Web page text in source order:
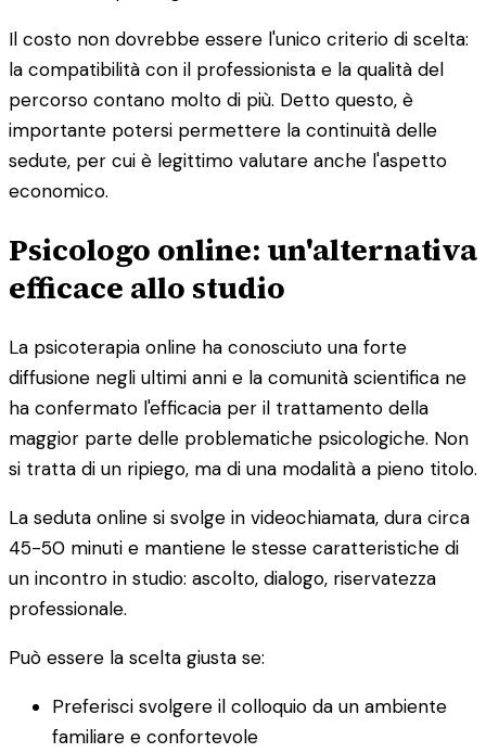
Il costo non dovrebbe essere l'unico criterio di scelta:
la compatibilità con il professionista e la qualità del
percorso contano molto di più. Detto questo, è
importante potersi permettere la continuità delle
sedute, per cui è legittimo valutare anche l'aspetto
economico.
Psicologo online: un'alternativa
efficace allo studio
La psicoterapia online ha conosciuto una forte
diffusione negli ultimi anni e la comunità scientifica ne
ha confermato l'efficacia per il trattamento della
maggior parte delle problematiche psicologiche. Non
si tratta di un ripiego, ma di una modalità a pieno titolo.
La seduta online si svolge in videochiamata, dura circa
45-50 minuti e mantiene le stesse caratteristiche di
un incontro in studio: ascolto, dialogo, riservatezza
professionale.
Può essere la scelta giusta se:
Preferisci svolgere il colloquio da un ambiente
familiare e confortevole